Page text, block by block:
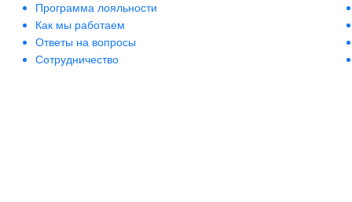
Программа лояльности
Как мы работаем
Ответы на вопросы
Сотрудничество